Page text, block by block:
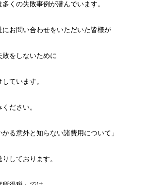
くの失敗事例が潜んでいます。
お問い合わせをいただいた皆様が
をしないために
ています。
ださい。
かる意外と知らない諸費用について」
しております。